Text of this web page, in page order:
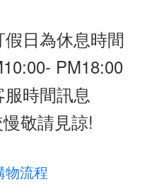
日為休息時間
PM18:00
時間訊息
敬請見諒!
物流程